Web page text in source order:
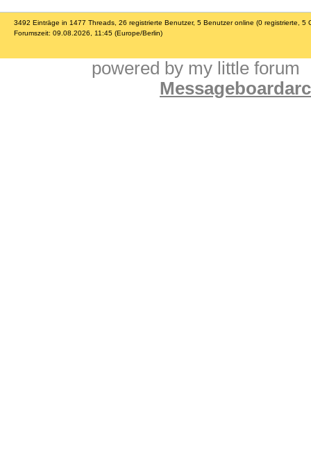
3492 Einträge in 1477 Threads, 26 registrierte Benutzer, 5 Benutzer online (0 registrierte, 5
Forumszeit: 09.08.2026, 11:45 (Europe/Berlin)
powered by my little forum